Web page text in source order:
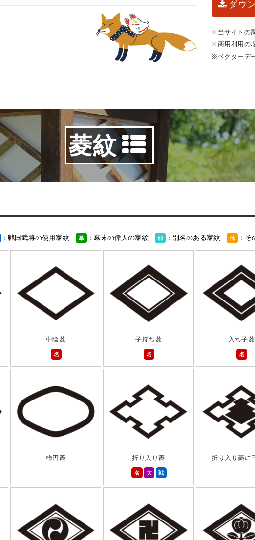
ダウ
※当サイトの
※商用利用の
※ベクターデ
菱紋
：戦国武将の使用家紋 幕 ：幕末の偉人の家紋 別 ：別名のある家紋 他 ：そ
中陰菱
名
子持ち菱
名
入れ子菱
名
楕円菱
折り入り菱
名
大 戦
折り入り菱に